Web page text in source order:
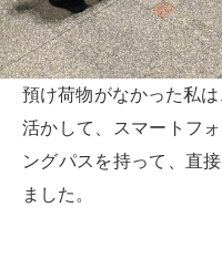
預け荷物がなかった私
活かして、スマートフ
ングパスを持って、直
ました。